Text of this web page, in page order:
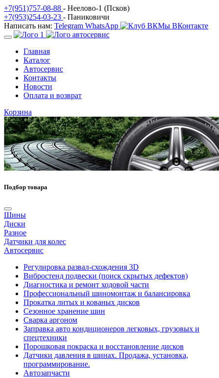
+7(951)757-08-88 - Неелово-1 (Псков)
+7(953)254-03-23 - Паниковичи
Написать нам: Telegram WhatsApp Мы ВКонтакте
Главная
Каталог
Автосервис
Контакты
Новости
Оплата и возврат
Корзина
Подбор товара
Шины
Диски
Разное
Датчики для колес
Автосервис
Регулировка развал-схождения 3D
Вибростенд подвески (поиск скрытых дефектов)
Диагностика и ремонт ходовой части
Профессиональный шиномонтаж и балансировка
Прокатка литых и кованых дисков
Сезонное хранение шин
Сварка аргоном
Заправка авто кондиционеров легковых, грузовых и
спецтехники
Порошковая покраска и восстановление дисков
Датчики давления в шинах. Продажа, установка,
программирование.
Автозапчасти